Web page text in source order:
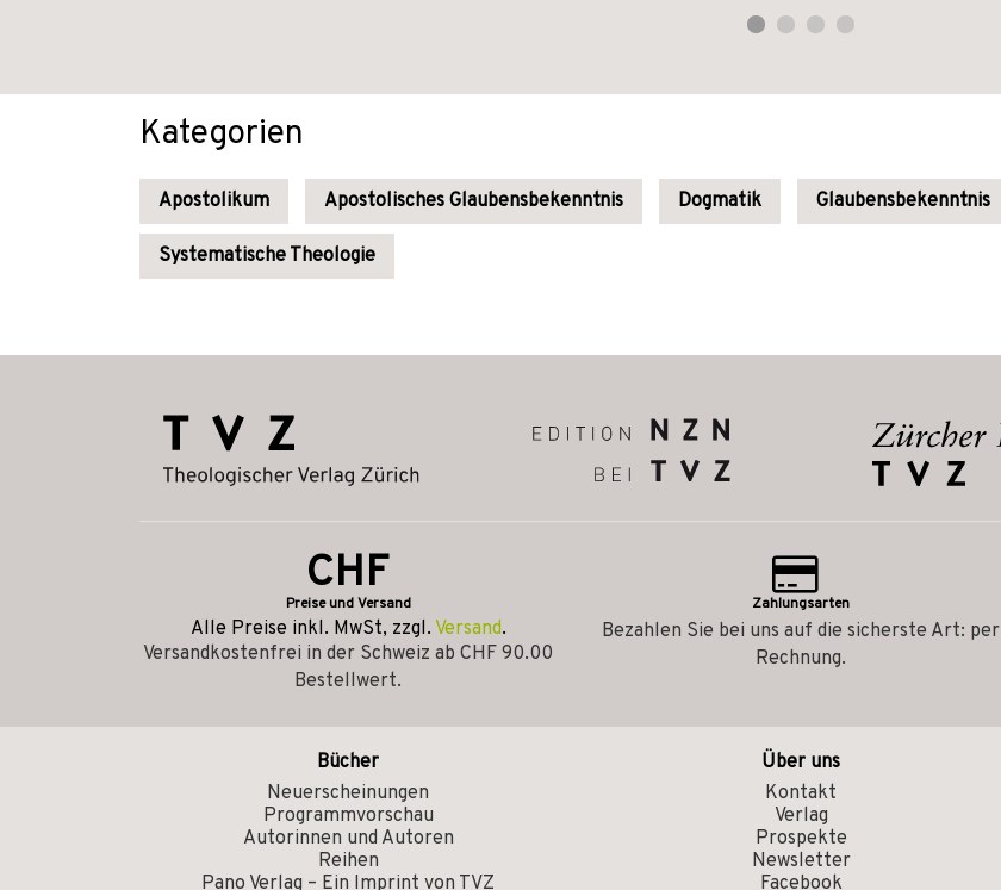
Kategorien
Apostolikum Apostolisches Glaubensbekenntnis Dogmatik Glaubensbekenntnis
Systematische Theologie
CHF
Preise und Versand
Alle Preise inkl. MwSt, zzgl. Versand.
Versandkostenfrei in der Schweiz ab CHF 90.00
Bestellwert.
Zahlungsarten
Bezahlen Sie bei uns auf die sicherste Art: per
Rechnung.
Bücher
Neuerscheinungen
Programmvorschau
Autorinnen und Autoren
Reihen
Pano Verlag – Ein Imprint von TVZ
Über uns
Kontakt
Verlag
Prospekte
Newsletter
Facebook